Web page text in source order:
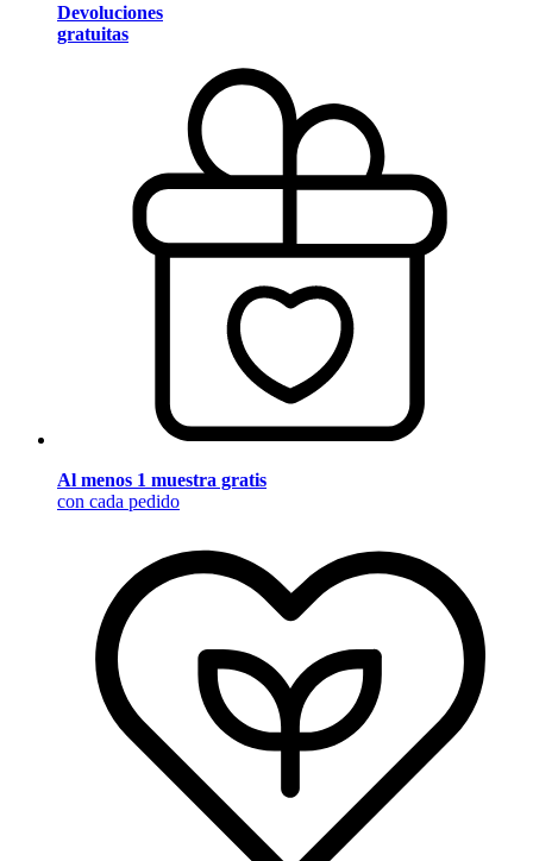
Devoluciones
gratuitas
Al menos 1 muestra gratis
con cada pedido